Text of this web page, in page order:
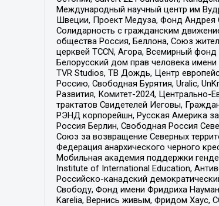
Международный научный центр им
Швеции, Проект Медуза, Фонд Андрея
Солидарность с гражданским
общества Россия, Беллона, Союз
церквей TCCN, Агора, Всемирный
Белорусский дом прав человека
TVR Studios, ТВ Дождь, Центр
Россию, Свободная Бурятия, Uralic,
Развития, Комитет-2024, Центрально-
трактатов Свидетелей Иеговы,
РЭНД корпорейшн, Русская Америка
Россия Берлин, Свободная Россия
Союз за возвращение Северных
Федерация анархического черного
Мобильная академия поддержки
Institute of International Education,
Российско-канадский
Свободу, Фонд имени Фридриха
Karelia, Вернись живым, Фридом Хаус,